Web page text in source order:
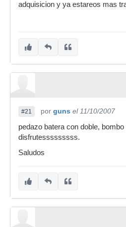
adquisicion y ya estareos mas
#21 por guns el 11/10/2007
pedazo batera con doble, bombo
disfrutesssssssss.
Saludos